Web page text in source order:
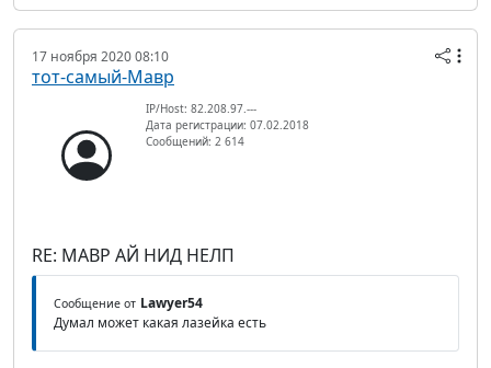
17 ноября 2020 08:10
тот-самый-Мавр
IP/Host: 82.208.97.---
Дата регистрации: 07.02.2018
Сообщений: 2 614
RE: МАВР АЙ НИД НЕЛП
Сообщение от Lawyer54
Думал может какая лазейка есть